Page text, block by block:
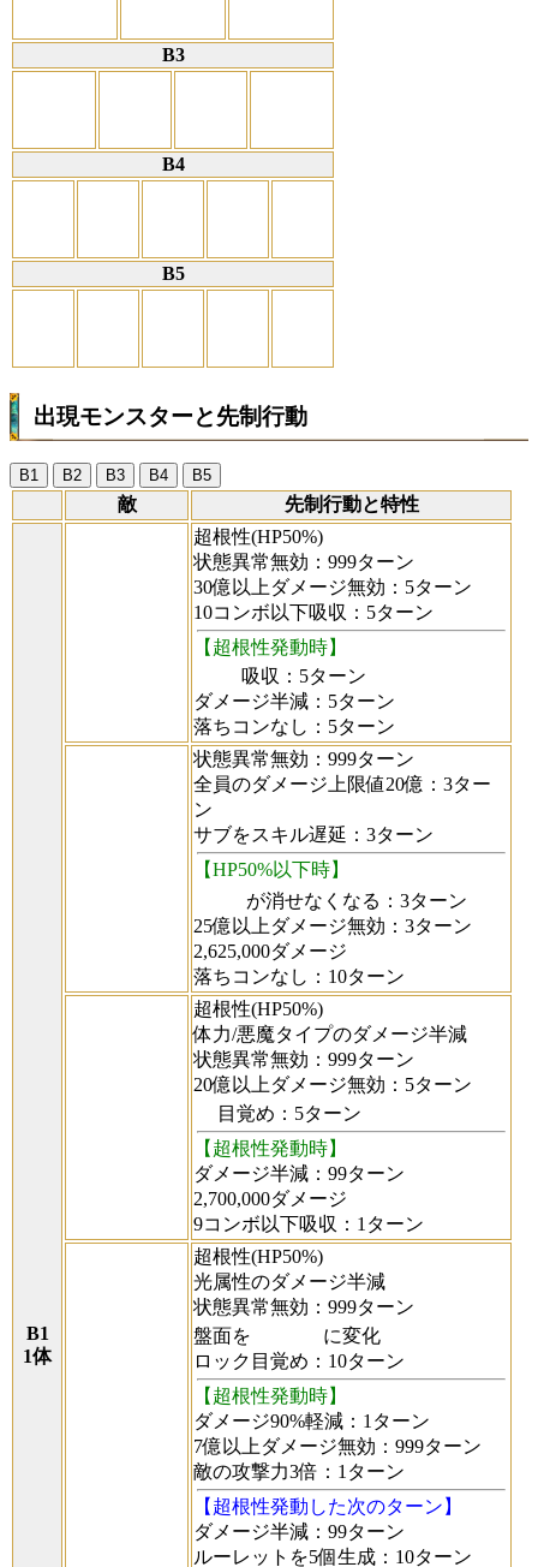
B3
B4
B5
出現モンスターと先制行動
B1 B2 B3 B4 B5
敵 先制行動と特性
B1
1体
超根性(HP50%)
状態異常無効：999ターン
30億以上ダメージ無効：5ターン
10コンボ以下吸収：5ターン
【超根性発動時】
吸収：5ターン
ダメージ半減：5ターン
落ちコンなし：5ターン
状態異常無効：999ターン
全員のダメージ上限値20億：3ター
ン
サブをスキル遅延：3ターン
【HP50%以下時】
が消せなくなる：3ターン
25億以上ダメージ無効：3ターン
2,625,000ダメージ
落ちコンなし：10ターン
超根性(HP50%)
体力/悪魔タイプのダメージ半減
状態異常無効：999ターン
20億以上ダメージ無効：5ターン
目覚め：5ターン
【超根性発動時】
ダメージ半減：99ターン
2,700,000ダメージ
9コンボ以下吸収：1ターン
超根性(HP50%)
光属性のダメージ半減
状態異常無効：999ターン
盤面を
に変化
ロック目覚め：10ターン
【超根性発動時】
ダメージ90%軽減：1ターン
7億以上ダメージ無効：999ターン
敵の攻撃力3倍：1ターン
【超根性発動した次のターン】
ダメージ半減：99ターン
ルーレットを5個生成：10ターン